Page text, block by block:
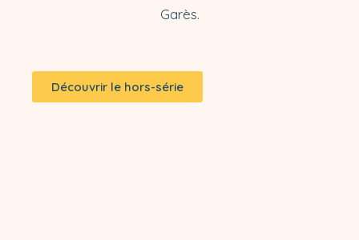
Garès.
Découvrir le hors-série